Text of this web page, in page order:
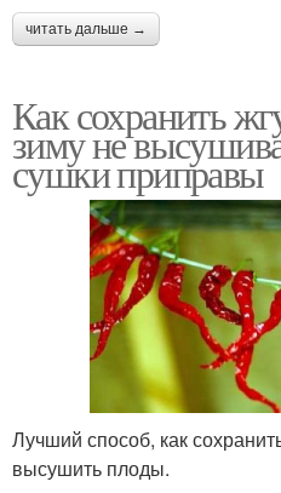
читать дальше →
Как сохранить
зиму не
сушки приправы
Лучший способ, как
высушить плоды.